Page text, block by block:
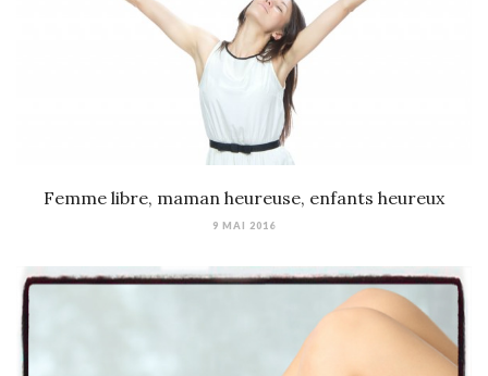
Femme libre, maman heureuse, enfants heureux
9 MAI 2016